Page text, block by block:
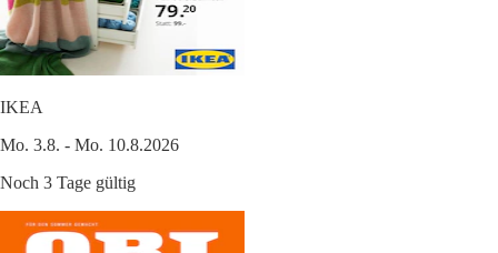
IKEA
Mo. 3.8. - Mo. 10.8.2026
Noch 3 Tage gültig